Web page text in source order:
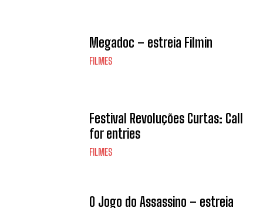
Megadoc – estreia Filmin
FILMES
Festival Revoluções Curtas: Call
for entries
FILMES
O Jogo do Assassino – estreia